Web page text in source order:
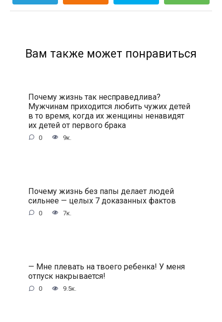
Вам также может понравиться
Почему жизнь так несправедлива?
Мужчинам приходится любить чужих детей
в то время, когда их женщины ненавидят
их детей от первого брака
0 9к.
Почему жизнь без папы делает людей
сильнее — целых 7 доказанных фактов
0 7к.
— Мне плевать на твоего ребенка! У меня
отпуск накрывается!
0 9.5к.